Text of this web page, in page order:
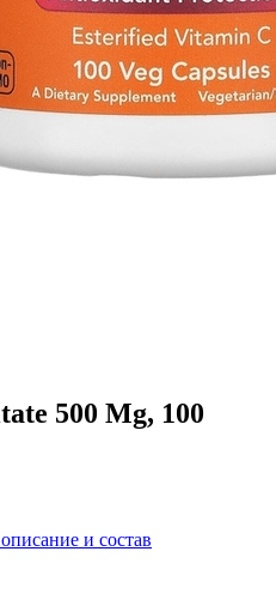
500 Mg, 100
и состав